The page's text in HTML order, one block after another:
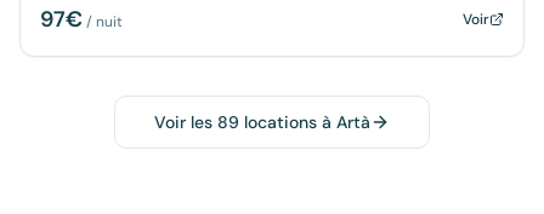
97€/ nuit Voir
Voir les 89 locations à Artà